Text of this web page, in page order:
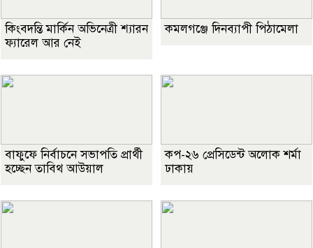
কিংবদন্তি মার্কিন অভিনেত্রী শ্যারন
ফ্যারেল আর নেই
কমলগঞ্জে দিনব্যাপী পিঠামেলা
বাফুফে নির্বাচনে সভাপতি প্রার্থী
হচ্ছেন তাবিথ আউয়াল
কপ-২৬ প্রেসিডেন্ট অলোক শর্মা
ঢাকায়